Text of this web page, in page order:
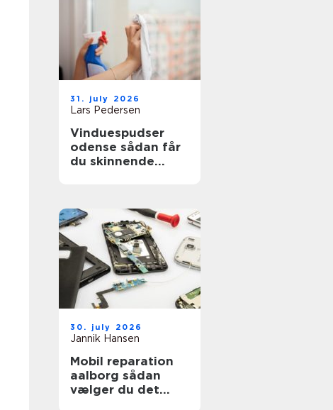
31. july 2026
Lars Pedersen
Vinduespudser
odense sådan får
du skinnende
30. july 2026
Jannik Hansen
Mobil reparation
aalborg sådan
vælger du det